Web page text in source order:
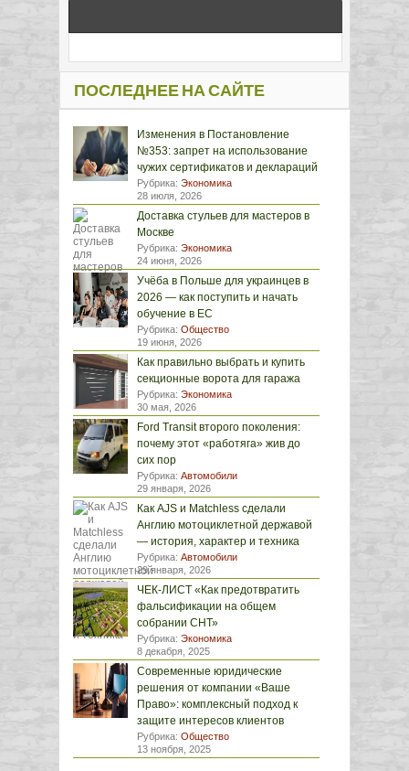
ПОСЛЕДНЕЕ НА САЙТЕ
Изменения в Постановление
№353: запрет на использование
чужих сертификатов и деклараций
Рубрика: Экономика
28 июля, 2026
Доставка стульев для мастеров в
Москве
Рубрика: Экономика
24 июня, 2026
Учёба в Польше для украинцев в
2026 — как поступить и начать
обучение в ЕС
Рубрика: Общество
19 июня, 2026
Как правильно выбрать и купить
секционные ворота для гаража
Рубрика: Экономика
30 мая, 2026
Ford Transit второго поколения:
почему этот «работяга» жив до
сих пор
Рубрика: Автомобили
29 января, 2026
Как AJS и Matchless сделали
Англию мотоциклетной державой
— история, характер и техника
Рубрика: Автомобили
29 января, 2026
ЧЕК-ЛИСТ «Как предотвратить
фальсификации на общем
собрании СНТ»
Рубрика: Экономика
8 декабря, 2025
Современные юридические
решения от компании «Ваше
Право»: комплексный подход к
защите интересов клиентов
Рубрика: Общество
13 ноября, 2025